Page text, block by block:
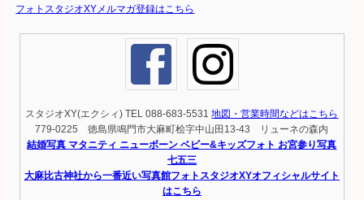
フォトスタジオXYメルマガ登録はこちら
スタジオXY(エクシィ) TEL 088-683-5531地図・営業時間などはこちら
779-0225 徳島県鳴門市大麻町桧字中山田13-43 リューネの森内
結婚写真 マタニティ ニューボーン ベビー&キッズフォト お宮参り写真
七五三
大麻比古神社から一番近い写真館フォトスタジオXYオフィシャルサイト
はこちら